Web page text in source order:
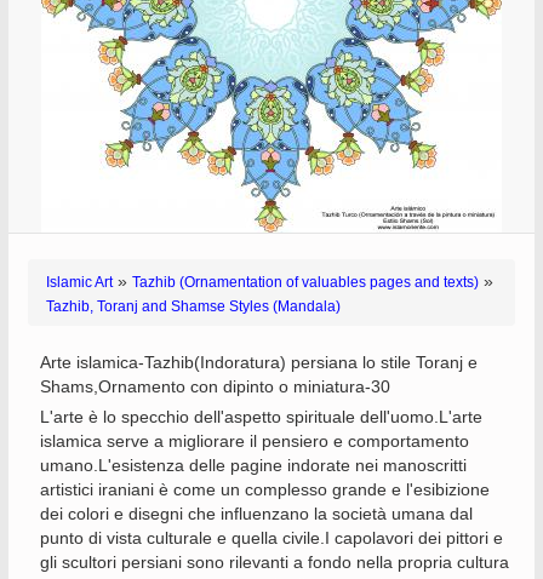
Islamic Art» Tazhib (Ornamentation of valuables pages and texts) »
Tazhib, Toranj and Shamse Styles (Mandala)
Arte islamica-Tazhib(Indoratura) persiana lo stile Toranj e
Shams,Ornamento con dipinto o miniatura-30
L'arte è lo specchio dell'aspetto spirituale dell'uomo.L'arte
islamica serve a migliorare il pensiero e comportamento
umano.L'esistenza delle pagine indorate nei manoscritti
artistici iraniani è come un complesso grande e l'esibizione
dei colori e disegni che influenzano la società umana dal
punto di vista culturale e quella civile.I capolavori dei pittori e
gli scultori persiani sono rilevanti a fondo nella propria cultura